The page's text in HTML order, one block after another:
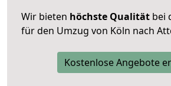
Wir bieten höchste Qualität bei
für den Umzug von Köln nach
Kostenlose Angebote